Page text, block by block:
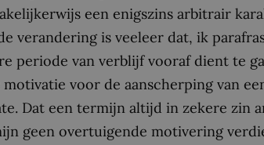
een enigszins arbitrair
verandering is veeleer dat, ik
periode van verblijf vooraf dient te
motivatie voor de aanscherping van
Dat een termijn altijd in zekere
geen overtuigende motivering